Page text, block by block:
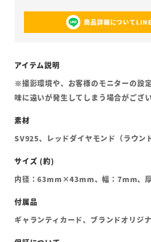
商品詳細について
※撮影環境や、お客様のモニターの設
味に違いが発生してしまう場合がござい
SV925、レッドダイヤモンド（ラウン
内径：63mm×43mm、幅：7mm、
ギャランティカード、ブランドオリジ